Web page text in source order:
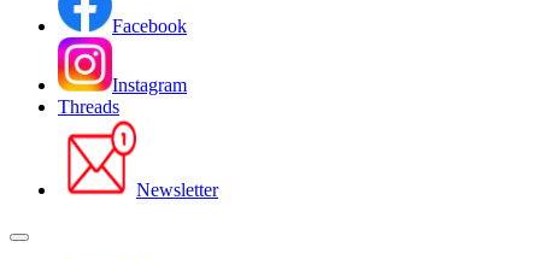
Facebook
Instagram
Threads
Newsletter